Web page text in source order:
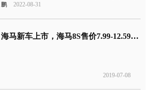
鹏
2022-08-31
海马新车上市，海马8S售价7.99-12.59万元
2019-07-08